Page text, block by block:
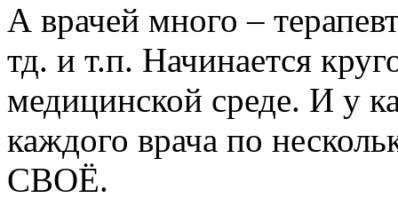
А врачей много –
тд. и т.п. Начинается
медицинской среде. И у
каждого врача по
СВОЁ.